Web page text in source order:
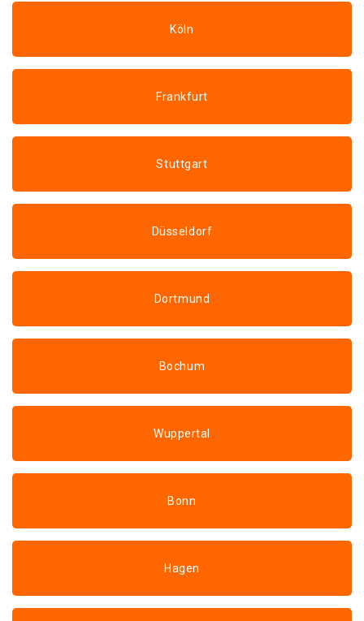
Köln
Frankfurt
Stuttgart
Düsseldorf
Dortmund
Bochum
Wuppertal
Bonn
Hagen